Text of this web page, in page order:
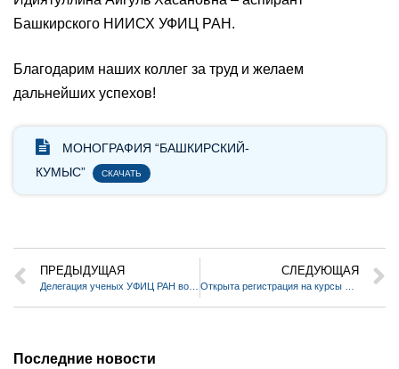
Башкирского НИИСХ УФИЦ РАН.
Благодарим наших коллег за труд и желаем
дальнейших успехов!
МОНОГРАФИЯ “БАШКИРСКИЙ-
КУМЫС”
СКАЧАТЬ
ПРЕДЫДУЩАЯ СЛЕДУЮЩАЯ
Последние новости